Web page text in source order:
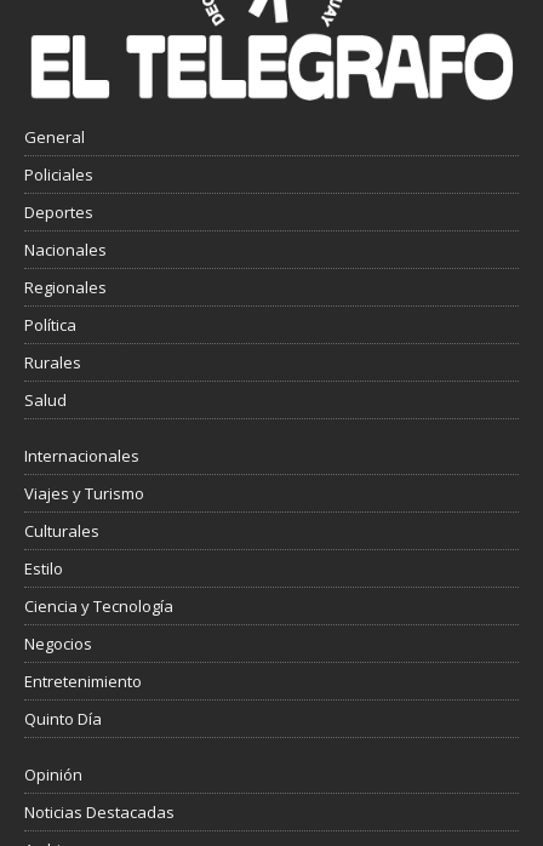
General
Policiales
Deportes
Nacionales
Regionales
Política
Rurales
Salud
Internacionales
Viajes y Turismo
Culturales
Estilo
Ciencia y Tecnología
Negocios
Entretenimiento
Quinto Día
Opinión
Noticias Destacadas